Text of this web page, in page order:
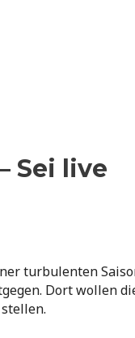
Sei live
turbulenten
Dort wollen